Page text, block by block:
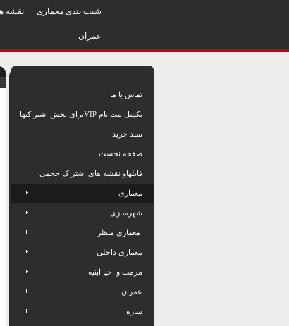
شيت بندی معماری نقشه
عمران
تماس با ما
تکمیل ثبت نام VIPبرای بخش اشتراکیها
سبد خرید
صفحه نخست
فایلهاو نقشه های اشتراک حجمی
معماری
شهرسازی
معماری منظر
معماری داخلی
مرمت و احیا ابنیه
عمران
سازه